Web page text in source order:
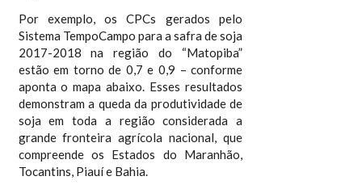
Por exemplo, os CPCs gerados pelo
Sistema TempoCampo para a safra de soja
2017-2018 na região do “Matopiba”
estão em torno de 0,7 e 0,9 – conforme
aponta o mapa abaixo. Esses resultados
demonstram a queda da produtividade de
soja em toda a região considerada a
grande fronteira agrícola nacional, que
compreende os Estados do Maranhão,
Tocantins, Piauí e Bahia.